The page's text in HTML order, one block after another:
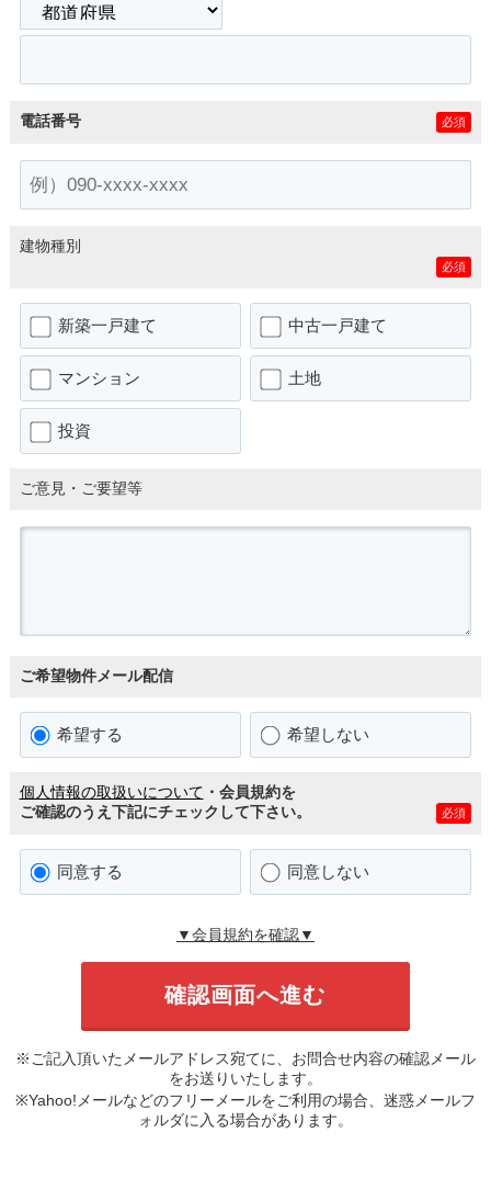
電話番号 必須
建物種別
必須
新築一戸建て 中古一戸建て
マンション 土地
投資
ご意見・ご要望等
ご希望物件メール配信
希望する 希望しない
個人情報の取扱いについて ・会員規約を
ご確認のうえ下記にチェックして下さい。
必須
同意する 同意しない
▼会員規約を確認▼
※ご記入頂いたメールアドレス宛てに、お問合せ内容の確認メール
をお送りいたします。
※Yahoo!メールなどのフリーメールをご利用の場合、迷惑メールフ
ォルダに入る場合があります。